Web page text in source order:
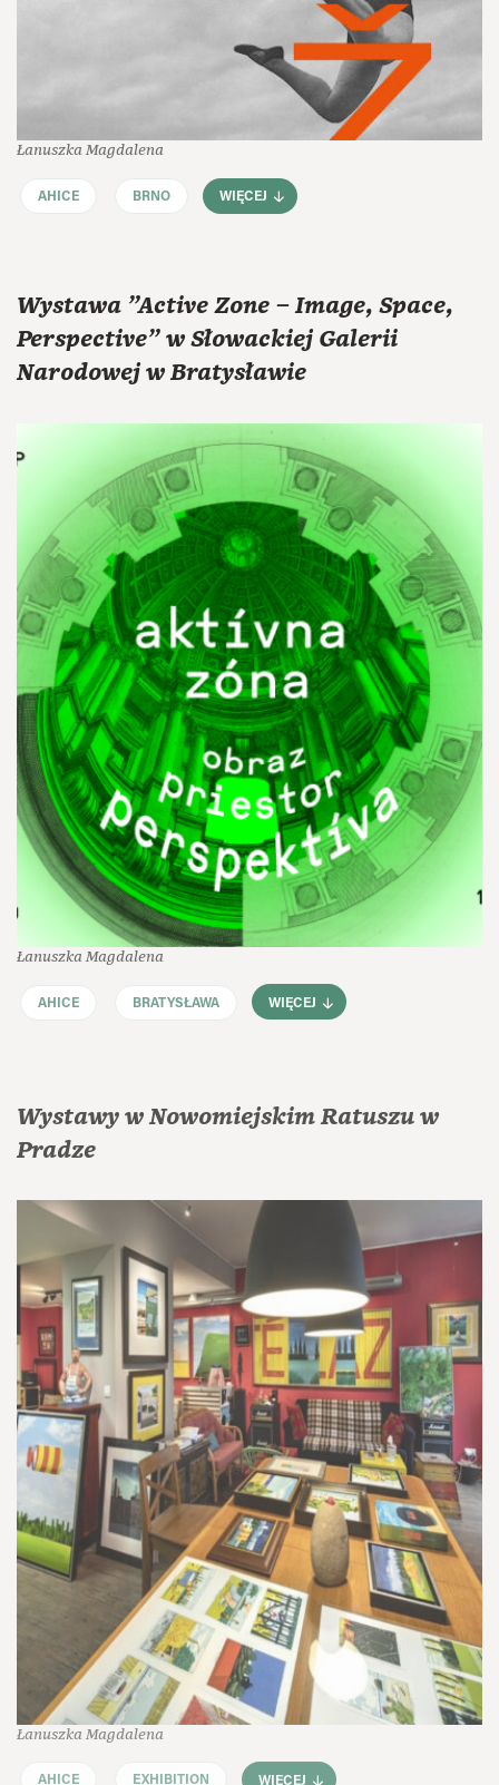
Łanuszka Magdalena
AHICE BRNO WIĘCEJ
Wystawa "Active Zone – Image, Space,
Perspective" w Słowackiej Galerii
Narodowej w Bratysławie
Łanuszka Magdalena
AHICE BRATYSŁAWA WIĘCEJ
Wystawy w Nowomiejskim Ratuszu w
Pradze
Łanuszka Magdalena
AHICE EXHIBITION WIĘCEJ